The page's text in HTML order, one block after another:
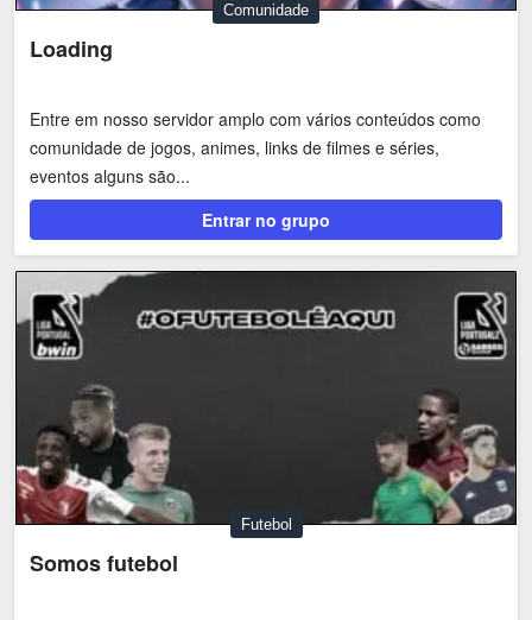
Comunidade
Loading
Entre em nosso servidor amplo com vários conteúdos como
comunidade de jogos, animes, links de filmes e séries,
eventos alguns são...
Entrar no grupo
Futebol
Somos futebol